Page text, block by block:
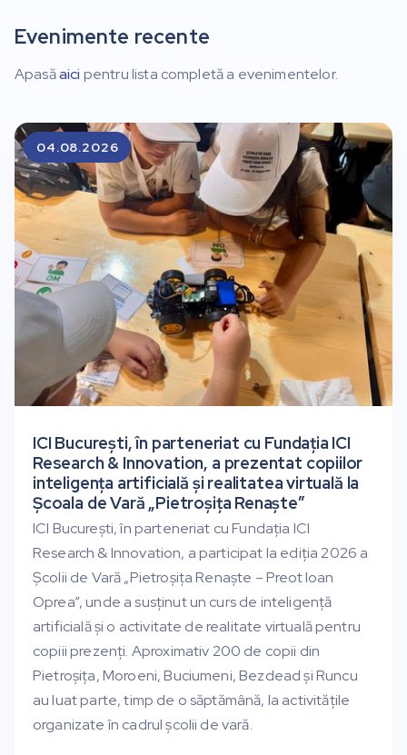
Evenimente recente
Apasăaici pentru lista completă a evenimentelor.
ICI București, în parteneriat cu Fundația ICI
Research & Innovation, a prezentat copiilor
inteligența artificială și realitatea virtuală la
Școala de Vară „Pietroșița Renaște”
ICI București, în parteneriat cu Fundația ICI
Research & Innovation, a participat la ediția 2026 a
Școlii de Vară „Pietroșița Renaște – Preot Ioan
Oprea”, unde a susținut un curs de inteligență
artificială și o activitate de realitate virtuală pentru
copiii prezenți. Aproximativ 200 de copii din
Pietroșița, Moroeni, Buciumeni, Bezdead și Runcu
au luat parte, timp de o săptămână, la activitățile
organizate în cadrul școlii de vară.
04.08.2026